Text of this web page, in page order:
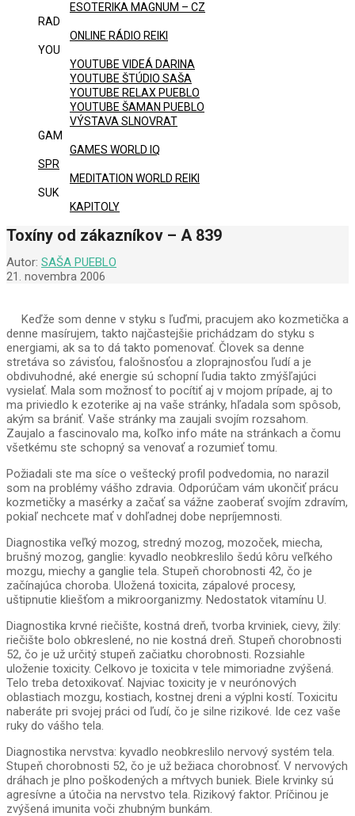
ESOTERIKA MAGNUM – CZ
RAD
ONLINE RÁDIO REIKI
YOU
YOUTUBE VIDEÁ DARINA
YOUTUBE ŠTÚDIO SAŠA
YOUTUBE RELAX PUEBLO
YOUTUBE ŠAMAN PUEBLO
VÝSTAVA SLNOVRAT
GAM
GAMES WORLD IQ
SPR
MEDITATION WORLD REIKI
SUK
KAPITOLY
Toxíny od zákazníkov – A 839
Autor: SAŠA PUEBLO
21. novembra 2006
Keďže som denne v styku s ľuďmi, pracujem ako kozmetička a
denne masírujem, takto najčastejšie prichádzam do styku s
energiami, ak sa to dá takto pomenovať. Človek sa denne
stretáva so závisťou, falošnosťou a zloprajnosťou ľudí a je
obdivuhodné, aké energie sú schopní ľudia takto zmýšľajúci
vysielať. Mala som možnosť to pocítiť aj v mojom prípade, aj to
ma priviedlo k ezoterike aj na vaše stránky, hľadala som spôsob,
akým sa brániť. Vaše stránky ma zaujali svojím rozsahom.
Zaujalo a fascinovalo ma, koľko info máte na stránkach a čomu
všetkému ste schopný sa venovať a rozumieť tomu.
Požiadali ste ma síce o veštecký profil podvedomia, no narazil
som na problémy vášho zdravia. Odporúčam vám ukončiť prácu
kozmetičky a masérky a začať sa vážne zaoberať svojím zdravím,
pokiaľ nechcete mať v dohľadnej dobe nepríjemnosti.
Diagnostika veľký mozog, stredný mozog, mozoček, miecha,
brušný mozog, ganglie: kyvadlo neobkreslilo šedú kôru veľkého
mozgu, miechy a ganglie tela. Stupeň chorobnosti 42, čo je
začínajúca choroba. Uložená toxicita, zápalové procesy,
uštipnutie kliešťom a mikroorganizmy. Nedostatok vitamínu U.
Diagnostika krvné riečište, kostná dreň, tvorba krviniek, cievy, žily:
riečište bolo obkreslené, no nie kostná dreň. Stupeň chorobnosti
52, čo je už určitý stupeň začiatku chorobnosti. Rozsiahle
uloženie toxicity. Celkovo je toxicita v tele mimoriadne zvýšená.
Telo treba detoxikovať. Najviac toxicity je v neurónových
oblastiach mozgu, kostiach, kostnej dreni a výplni kostí. Toxicitu
naberáte pri svojej práci od ľudí, čo je silne rizikové. Ide cez vaše
ruky do vášho tela.
Diagnostika nervstva: kyvadlo neobkreslilo nervový systém tela.
Stupeň chorobnosti 52, čo je už bežiaca chorobnosť. V nervových
dráhach je plno poškodených a mŕtvych buniek. Biele krvinky sú
agresívne a útočia na nervstvo tela. Rizikový faktor. Príčinou je
zvýšená imunita voči zhubným bunkám.